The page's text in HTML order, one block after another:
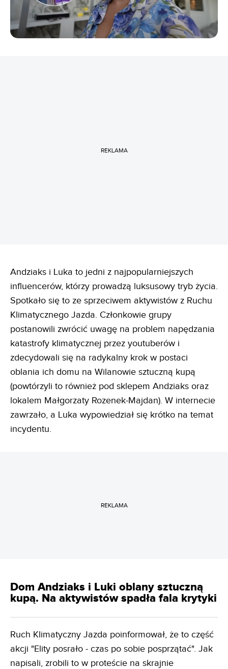
REKLAMA
Andziaks i Luka to jedni z najpopularniejszych
influencerów, którzy prowadzą luksusowy tryb życia.
Spotkało się to ze sprzeciwem aktywistów z Ruchu
Klimatycznego Jazda. Członkowie grupy
postanowili zwrócić uwagę na problem napędzania
katastrofy klimatycznej przez youtuberów i
zdecydowali się na radykalny krok w postaci
oblania ich domu na Wilanowie sztuczną kupą
(powtórzyli to również pod sklepem Andziaks oraz
lokalem Małgorzaty Rozenek-Majdan). W internecie
zawrzało, a Luka wypowiedział się krótko na temat
incydentu.
REKLAMA
Dom Andziaks i Luki oblany sztuczną
kupą. Na aktywistów spadła fala krytyki
Ruch Klimatyczny Jazda poinformował, że to część
akcji "Elity posrało - czas po sobie posprzątać". Jak
napisali, zrobili to w proteście na skrajnie